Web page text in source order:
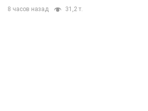
8 часов назад 31,2 т.